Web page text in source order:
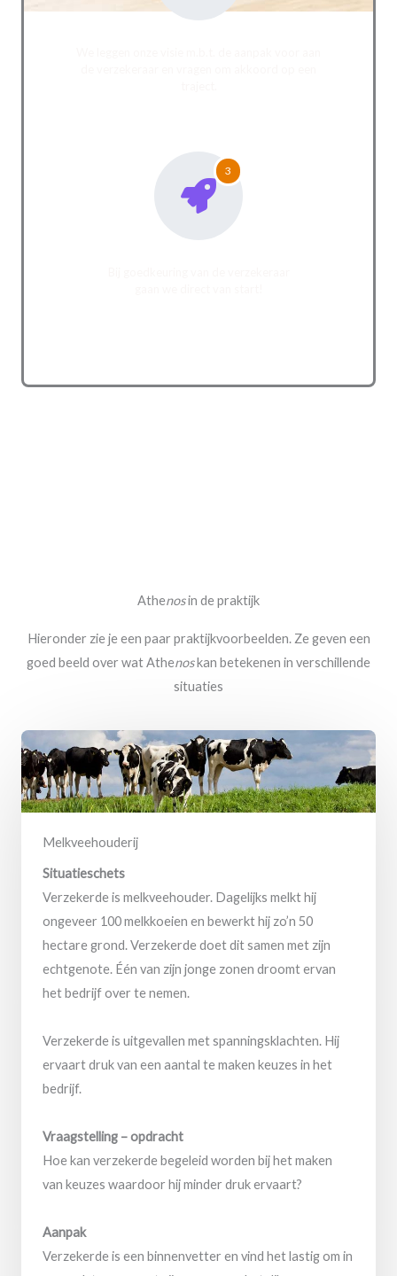
3
Athenosin de praktijk
Hieronder zie je een paar praktijkvoorbeelden. Ze geven een
goed beeld over wat Athenoskan betekenen in verschillende
situaties
Melkveehouderij
Situatieschets
Verzekerde is melkveehouder. Dagelijks melkt hij
ongeveer 100 melkkoeien en bewerkt hij zo’n 50
hectare grond. Verzekerde doet dit samen met zijn
echtgenote. Één van zijn jonge zonen droomt ervan
het bedrijf over te nemen.
Verzekerde is uitgevallen met spanningsklachten. Hij
ervaart druk van een aantal te maken keuzes in het
bedrijf.
Vraagstelling – opdracht
Hoe kan verzekerde begeleid worden bij het maken
van keuzes waardoor hij minder druk ervaart?
Aanpak
Verzekerde is een binnenvetter en vind het lastig om in